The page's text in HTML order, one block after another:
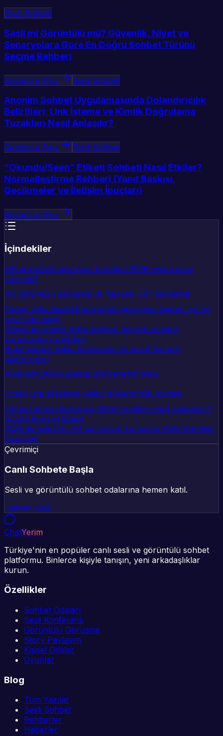
Sesli Sohbet
Sesli mi Görüntülü mü? Güvenlik, Niyet ve
Senaryolara Göre En Doğru Sohbet Türünü
Seçme Rehberi
Devamını Oku Sesli Sohbet
Anonim Sohbet Uygulamasında Dolandırıcılık
Belirtileri: Link İsteme ve Kimlik Doğrulama
Tuzakları Nasıl Anlaşılır?
Devamını Oku Sesli Sohbet
“Okundu/Seen” Etiketi Sohbeti Nasıl Etkiler?
Normalleştirme Rehberi (Yanıt Baskısı,
Gecikmeler ve İletişim İpuçları)
Devamını Oku
İçindekiler
HD görüntülü görüşme trendleri 2026 neden ivme
kazandı?
4K görüntülü görüşme ve “gerçek HD” beklentisi
Yapay zeka destekli görüntülü görüşme: kadraj, ışık ve
sesin otomatiği
Düşük gecikmeli video iletişimi: gerçek zamanlı
konuşmanın anahtarı
Bulut tabanlı video konferans ve sanal toplantı
platformları
Akıllı görüntülü arama: görüşmenin ötesi
Uçtan uca şifreleme video: güvenin kilit noktası
HD görüntülü konuşma 2026 trendleri nasıl uygulanır?
(pratik kontrol listesi)
2026 ile gelecek: HD görüntülü konuşma 2026 trendleri
kısa özet
Çevrimiçi
Canlı Sohbete Başla
Sesli ve görüntülü sohbet odalarına hemen katıl.
Hemen Katıl
ChatYerim
Türkiye'nin en popüler canlı sesli ve görüntülü sohbet
platformu. Binlerce kişiyle tanışın, yeni arkadaşlıklar
kurun.
Özellikler
Sohbet Odaları
Sesli Konferans
Görüntülü Görüşme
Story Paylaşım
Kişisel Odalar
Oyunlar
Blog
Tüm Yazılar
Sesli Sohbet
Rehberler
Haberler